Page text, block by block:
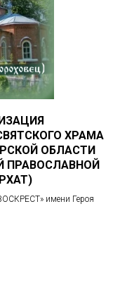
ХРАМА
ОБЛАСТИ
ПРАВОСЛАВНОЙ
имени Героя